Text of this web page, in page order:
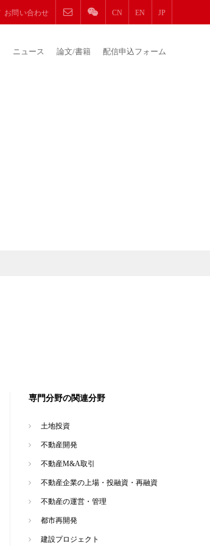
お問い合わせ CN EN JP
ニュース 論文/書籍 配信申込フォーム
専門分野の関連分野
土地投資
不動産開発
不動産M&A取引
不動産企業の上場・投融資・再融資
不動産の運営・管理
都市再開発
建設プロジェクト